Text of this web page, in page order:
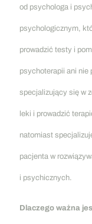
od psychologa i
psychologicznym,
prowadzić testy i
psychoterapii ani nie
specjalizujący się w
leki i prowadzić
natomiast
pacjenta w
i psychicznych.
Dlaczego ważna